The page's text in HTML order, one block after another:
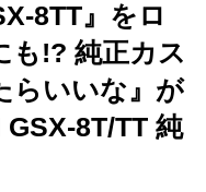
8TT』をロ
も!? 純正カス
らいいな』が
8T/TT 純